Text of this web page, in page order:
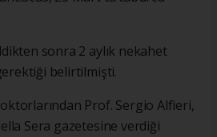
sonra 2 aylık nekahet
belirtilmişti.
Prof. Sergio Alfieri,
Sera gazetesine verdiği